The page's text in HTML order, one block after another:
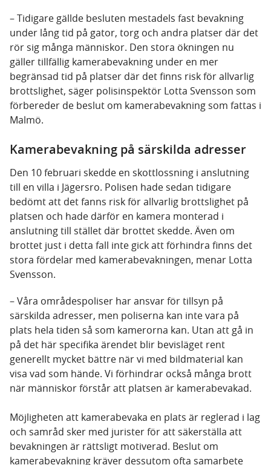
–Tidigare gällde besluten mestadels fast bevakning
under lång tid på gator, torg och andra platser där det
rör sig många människor. Den stora ökningen nu
gäller tillfällig kamerabevakning under en mer
begränsad tid på platser där det finns risk för allvarlig
brottslighet, säger polisinspektör Lotta Svensson som
förbereder de beslut om kamerabevakning som fattas i
Malmö.
Kamerabevakning på särskilda adresser
Den 10 februari skedde en skottlossning i anslutning
till en villa i Jägersro. Polisen hade sedan tidigare
bedömt att det fanns risk för allvarlig brottslighet på
platsen och hade därför en kamera monterad i
anslutning till stället där brottet skedde. Även om
brottet just i detta fall inte gick att förhindra finns det
stora fördelar med kamerabevakningen, menar Lotta
Svensson.
–Våra områdespoliser har ansvar för tillsyn på
särskilda adresser, men poliserna kan inte vara på
plats hela tiden så som kamerorna kan. Utan att gå in
på det här specifika ärendet blir bevisläget rent
generellt mycket bättre när vi med bildmaterial kan
visa vad som hände. Vi förhindrar också många brott
när människor förstår att platsen är kamerabevakad.
Möjligheten att kamerabevaka en plats är reglerad i lag
och samråd sker med jurister för att säkerställa att
bevakningen är rättsligt motiverad. Beslut om
kamerabevakning kräver dessutom ofta samarbete